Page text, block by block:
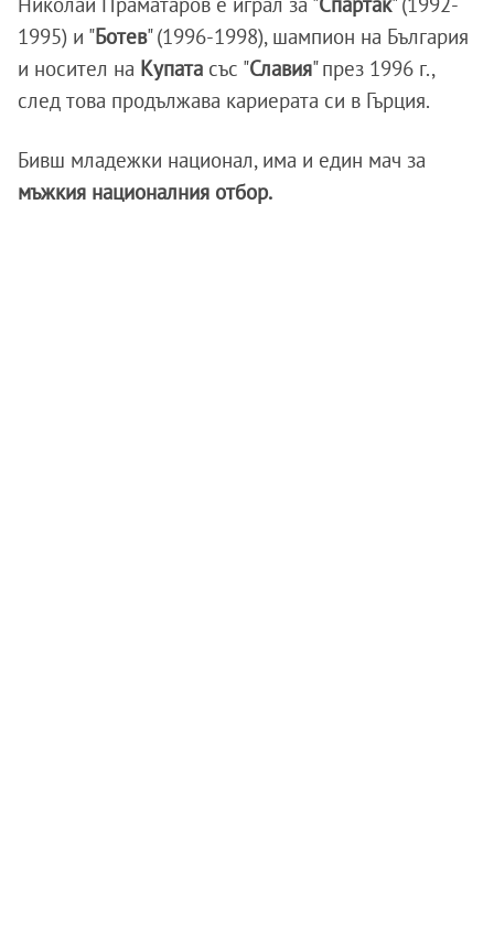
1995) и "Ботев" (1996-1998), шампион на България
и носител на Купата със "Славия" през 1996 г.,
след това продължава кариерата си в Гърция.
Бивш младежки национал, има и един мач за
мъжкия националния отбор.